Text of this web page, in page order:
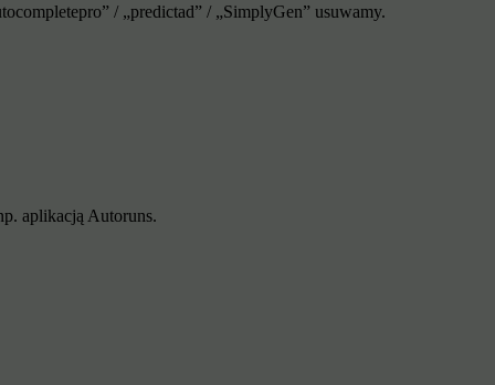
/ „predictad” / „SimplyGen” usuwamy.
aplikacją Autoruns.